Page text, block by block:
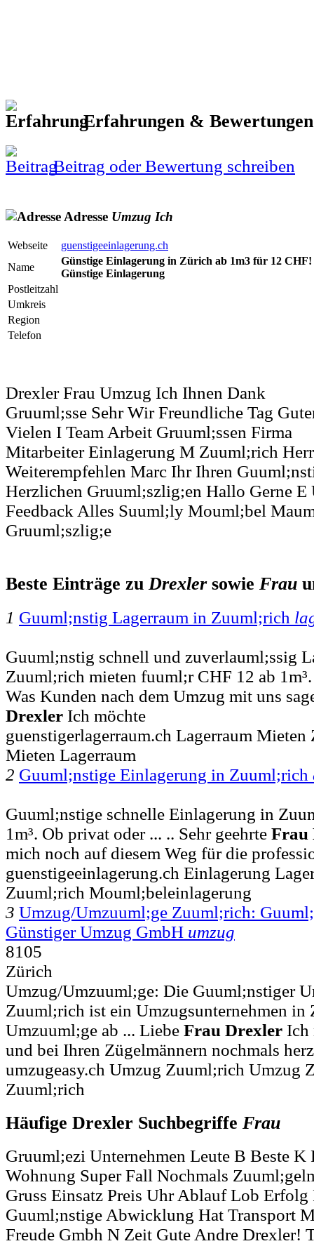
Erfahrungen &
Beitrag oder Bewertung schreiben
Adresse Umzug Ich
Webseite
guenstigeeinlagerung.ch
Name
Günstige Einlagerung in Zürich ab 1m3 für 12 CHF!
Günstige Einlagerung
Postleitzahl
Umkreis
Region
Telefon
Drexler Frau Umzug Ich Ihnen Dank
Gruuml;sse Sehr Wir Freundliche Tag
Vielen I Team Arbeit Gruuml;ssen Firma
Mitarbeiter Einlagerung M Zuuml;rich
Weiterempfehlen Marc Ihr Ihren
Herzlichen Gruuml;szlig;en Hallo Gerne E
Feedback Alles Suuml;ly Mouml;bel
Gruuml;szlig;e
Beste Einträge zuDrexlersowie Frau
1 Guuml;nstig Lagerraum in Zuuml;rich
Guuml;nstig schnell und zuverlauml;ssig
Zuuml;rich mieten fuuml;r CHF 12 ab
Was Kunden nach dem Umzug mit uns
Drexler Ich möchte
guenstigerlagerraum.ch Lagerraum
Mieten Lagerraum
2 Guuml;nstige Einlagerung in Zuuml;rich
Guuml;nstige schnelle Einlagerung in
1m³. Ob privat oder ... .. Sehr geehrte Frau
mich noch auf diesem Weg für die
guenstigeeinlagerung.ch Einlagerung
Zuuml;rich Mouml;beleinlagerung
3 Umzug/Umzuuml;ge Zuuml;rich:
Günstiger Umzug GmbH umzug
8105
Zürich
Umzug/Umzuuml;ge: Die Guuml;nstiger
Zuuml;rich ist ein Umzugsunternehmen
Umzuuml;ge ab ... Liebe Frau Drexler Ich
und bei Ihren Zügelmännern nochmals
umzugeasy.ch Umzug Zuuml;rich Umzug
Zuuml;rich
Häufige Drexler Suchbegriffe Frau
Gruuml;ezi Unternehmen Leute B Beste
Wohnung Super Fall Nochmals
Gruss Einsatz Preis Uhr Ablauf Lob Erfolg
Guuml;nstige Abwicklung Hat Transport
Freude Gmbh N Zeit Gute Andre Drexler!